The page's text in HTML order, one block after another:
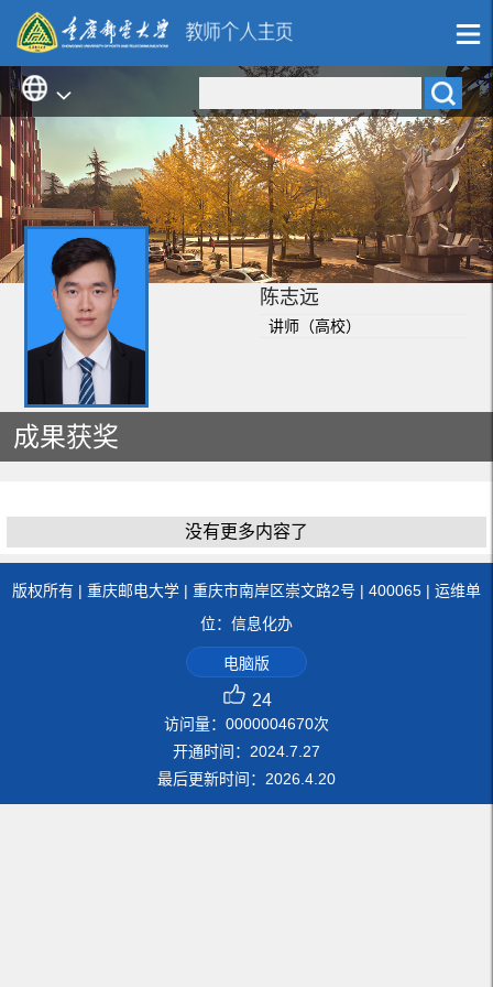
陈志远
讲师（高校）
成果获奖
没有更多内容了
版权所有 | 重庆邮电大学 | 重庆市南岸区崇文路2号 | 400065 | 运维单
位：信息化办
电脑版
24
访问量： 0000004670次
开通时间： 2024 7 27
最后更新时间： 2026 4 20